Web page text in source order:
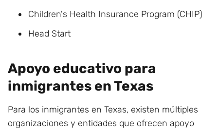
Children's Health Insurance Program (CHIP)
Head Start
Apoyo educativo para
inmigrantes en Texas
Para los inmigrantes en Texas, existen múltiples
organizaciones y entidades que ofrecen apoyo